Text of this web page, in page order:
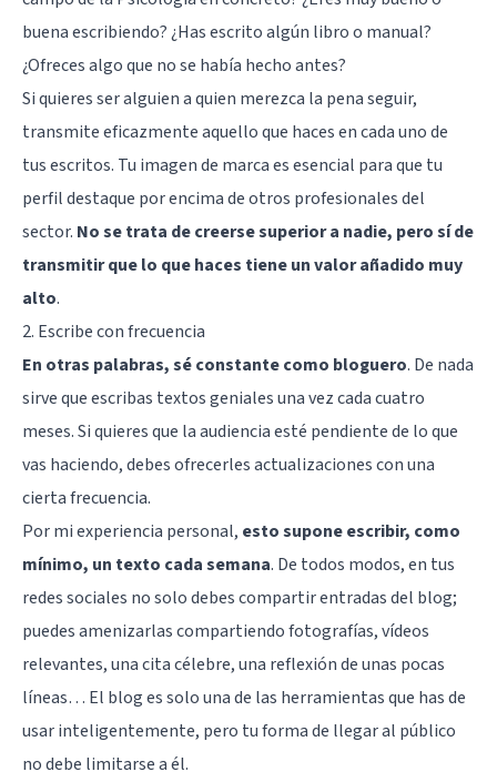
buena escribiendo? ¿Has escrito algún libro o manual?
¿Ofreces algo que no se había hecho antes?
Si quieres ser alguien a quien merezca la pena seguir,
transmite eficazmente aquello que haces en cada uno de
tus escritos. Tu imagen de marca es esencial para que tu
perfil destaque por encima de otros profesionales del
sector. No se trata de creerse superior a nadie, pero sí de
transmitir que lo que haces tiene un valor añadido muy
alto.
2. Escribe con frecuencia
En otras palabras, sé constante como bloguero. De nada
sirve que escribas textos geniales una vez cada cuatro
meses. Si quieres que la audiencia esté pendiente de lo que
vas haciendo, debes ofrecerles actualizaciones con una
cierta frecuencia.
Por mi experiencia personal, esto supone escribir, como
mínimo, un texto cada semana. De todos modos, en tus
redes sociales no solo debes compartir entradas del blog;
puedes amenizarlas compartiendo fotografías, vídeos
relevantes, una cita célebre, una reflexión de unas pocas
líneas… El blog es solo una de las herramientas que has de
usar inteligentemente, pero tu forma de llegar al público
no debe limitarse a él.